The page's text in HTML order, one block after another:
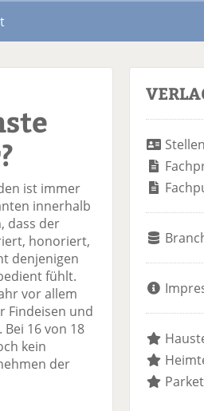
ist immer
innerhalb
dass der
honoriert,
denjenigen
fühlt.
vor allem
Findeisen und
16 von 18
kein
der